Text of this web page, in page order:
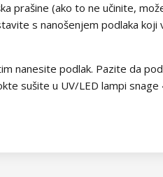
prašine (ako to ne učinite,
s nanošenjem podlaka koji
nanesite podlak. Pazite da
sušite u UV/LED lampi snage